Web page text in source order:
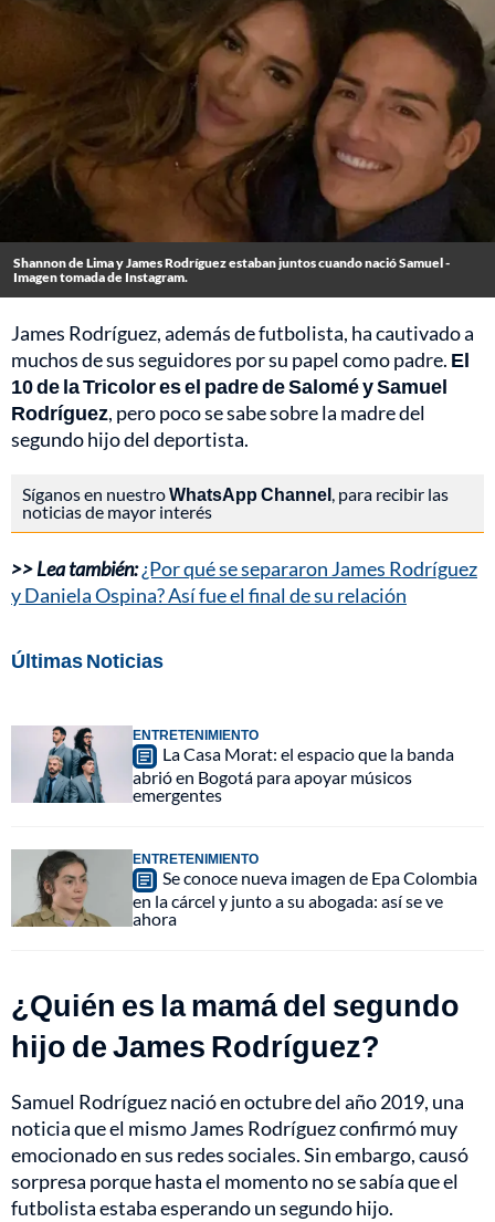
Shannon de Lima y James Rodríguez estaban juntos cuando nació Samuel -
Imagen tomada de Instagram.
James Rodríguez, además de futbolista, ha cautivado a
muchos de sus seguidores por su papel como padre. El
10 de la Tricolor es el padre de Salomé y Samuel
Rodríguez, pero poco se sabe sobre la madre del
segundo hijo del deportista.
Síganos en nuestroWhatsApp Channel, para recibir las
noticias de mayor interés
>> Lea también:¿Por qué se separaron James Rodríguez
y Daniela Ospina? Así fue el final de su relación
Últimas Noticias
ENTRETENIMIENTO
La Casa Morat: el espacio que la banda
abrió en Bogotá para apoyar músicos
emergentes
ENTRETENIMIENTO
Se conoce nueva imagen de Epa Colombia
en la cárcel y junto a su abogada: así se ve
ahora
¿Quién es la mamá del segundo
hijo de James Rodríguez?
Samuel Rodríguez nació en octubre del año 2019, una
noticia que el mismo James Rodríguez confirmó muy
emocionado en sus redes sociales. Sin embargo, causó
sorpresa porque hasta el momento no se sabía que el
futbolista estaba esperando un segundo hijo.